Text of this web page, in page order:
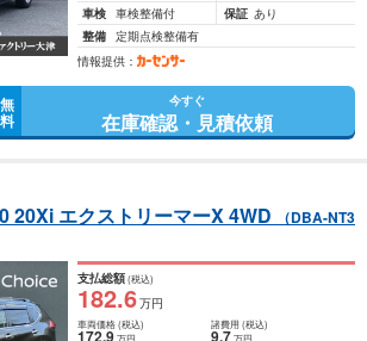
車検 車検整備付 保証 あり
整備 定期点検整備有
情報提供：
無
料
今すぐ
在庫確認・見積依頼
20Xi エクストリーマーX 4WD
（DBA-NT3
支払総額(税込)
182.6万円
車両価格(税込)
172.9万円
諸費用 (税込)
9.7 万円